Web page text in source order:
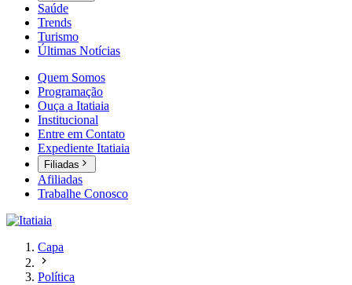
Saúde
Trends
Turismo
Últimas Notícias
Quem Somos
Programação
Ouça a Itatiaia
Institucional
Entre em Contato
Expediente Itatiaia
Filiadas
Afiliadas
Trabalhe Conosco
Capa
Política